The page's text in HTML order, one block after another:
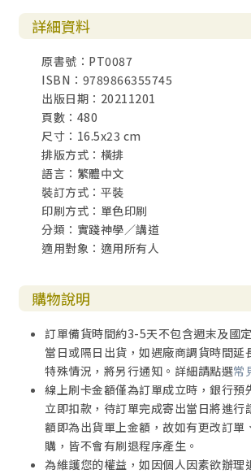
詳細資料
原書號：PT0087
ISBN：9789866355745
出版日期：20211201
頁數：480
尺寸：16.5x23 cm
排版方式：橫排
語言：繁體中文
裝訂方式：平裝
印刷方式：單色印刷
分類：實踐神學／講道
適用對象：適用所有人
購物說明
訂單備貨時間約3-5天不包含週末及國
當日或隔日出貨，如遇廠商調貨時間延
特殊情況，將另行通知。詳細請點選常
線上刷卡金額僅為訂單成立時，銀行預
立即扣款，待訂單完成寄出當日將進行
額即為出貨單上金額，故如有更改訂單
購，皆不會有刷退程序產生。
為維護您的權益，如因個人因素欲辦理